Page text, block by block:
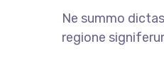
Ne summo
regione